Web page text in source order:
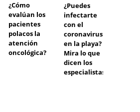
¿Cómo
evalúan los
pacientes
polacos la
atención
oncológica?
¿Puedes
infectarte
con el
coronavirus
en la playa?
Mira lo que
dicen los
especialistas